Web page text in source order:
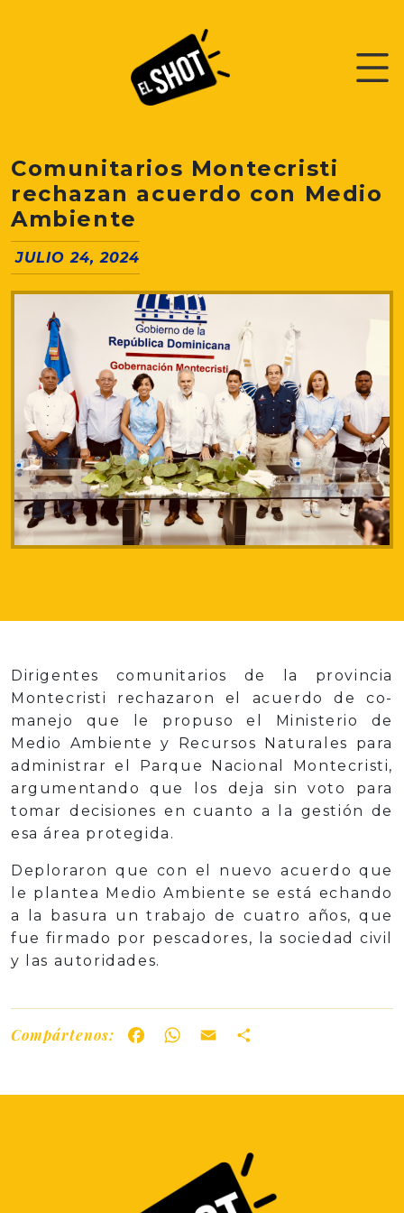
Comunitarios Montecristi
rechazan acuerdo con Medio
Ambiente
JULIO 24, 2024
Dirigentes comunitarios de la provincia
Montecristi rechazaron el acuerdo de co-
manejo que le propuso el Ministerio de
Medio Ambiente y Recursos Naturales para
administrar el Parque Nacional Montecristi,
argumentando que los deja sin voto para
tomar decisiones en cuanto a la gestión de
esa área protegida.
Deploraron que con el nuevo acuerdo que
le plantea Medio Ambiente se está echando
a la basura un trabajo de cuatro años, que
fue firmado por pescadores, la sociedad civil
y las autoridades.
Compártenos: FacebookWhatsApp
Email